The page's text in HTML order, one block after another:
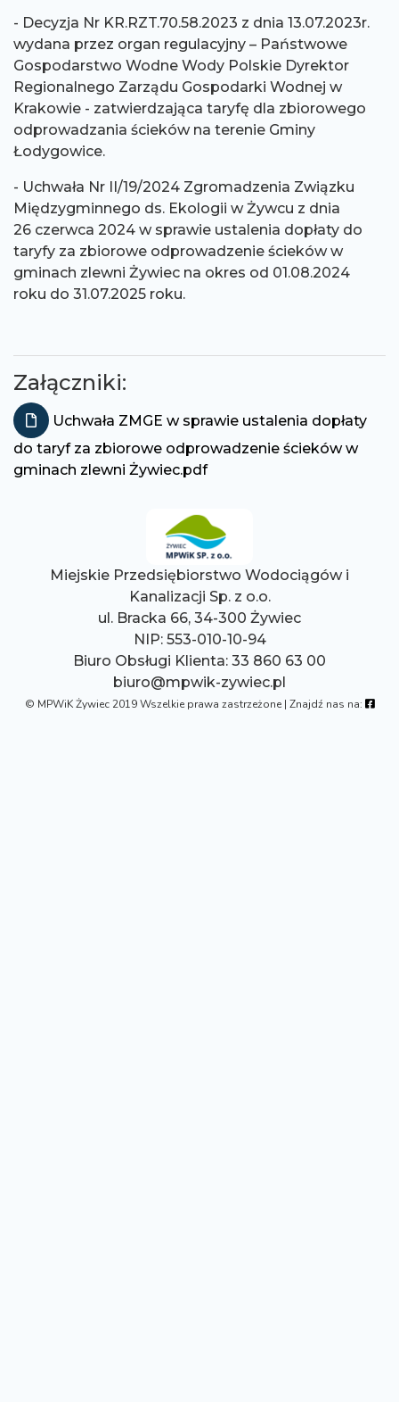
- Decyzja Nr KR.RZT.70.58.2023 z dnia 13.07.2023r.
wydana przez organ regulacyjny – Państwowe
Gospodarstwo Wodne Wody Polskie Dyrektor
Regionalnego Zarządu Gospodarki Wodnej w
Krakowie - zatwierdzająca taryfę dla zbiorowego
odprowadzania ścieków na terenie Gminy
Łodygowice.
- Uchwała Nr II/19/2024 Zgromadzenia Związku
Międzygminnego ds. Ekologii w Żywcu z dnia
26 czerwca 2024 w sprawie ustalenia dopłaty do
taryfy za zbiorowe odprowadzenie ścieków w
gminach zlewni Żywiec na okres od 01.08.2024
roku do 31.07.2025 roku.
Załączniki:
Uchwała ZMGE w sprawie ustalenia dopłaty
do taryf za zbiorowe odprowadzenie ścieków w
gminach zlewni Żywiec.pdf
Miejskie Przedsiębiorstwo Wodociągów i
Kanalizacji Sp. z o.o.
ul. Bracka 66, 34-300 Żywiec
NIP: 553-010-10-94
Biuro Obsługi Klienta: 33 860 63 00
biuro@mpwik-zywiec.pl
© MPWiK Żywiec2019Wszelkie prawa zastrzeżone | Znajdź nas na: